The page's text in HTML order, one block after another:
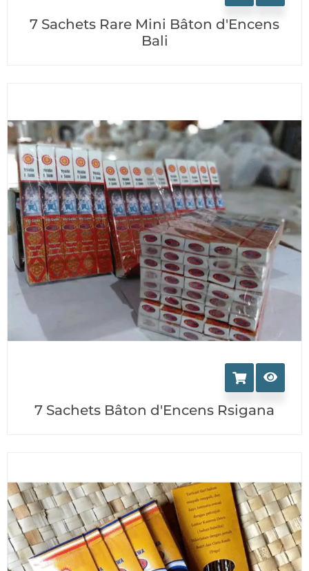
7 Sachets Rare Mini Bâton d'Encens
Bali
7 Sachets Bâton d'Encens Rsigana